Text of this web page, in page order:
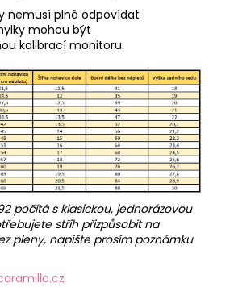
nemusí plně odpovídat
mohou být
kalibrací monitoru.
počítá s klasickou, jednorázovou
střih přizpůsobit na
pleny, napište prosím poznámku